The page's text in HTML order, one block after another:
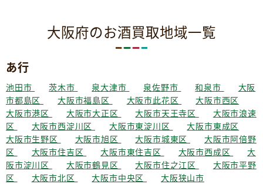
大阪府のお酒買取地域一覧
あ行
池田市 茨木市 泉大津市 泉佐野市 和泉市
大阪
市都島区
大阪市福島区 大阪市此花区
大阪市西区
大阪市港区
大阪市大正区 大阪市天王寺区
大阪市浪速
区
大阪市西淀川区 大阪市東淀川区
大阪市東成区
大阪市生野区
大阪市旭区 大阪市城東区
大阪市阿倍野
区
大阪市住吉区 大阪市東住吉区 大阪市西成区
大
阪市淀川区
大阪市鶴見区 大阪市住之江区
大阪市平野
区
大阪市北区 大阪市中央区 大阪狭山市